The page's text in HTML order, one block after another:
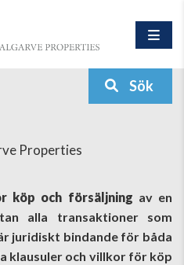
Sök
köp och försäljning av en
alla transaktioner som
juridiskt bindande för båda
klausuler och villkor för köp